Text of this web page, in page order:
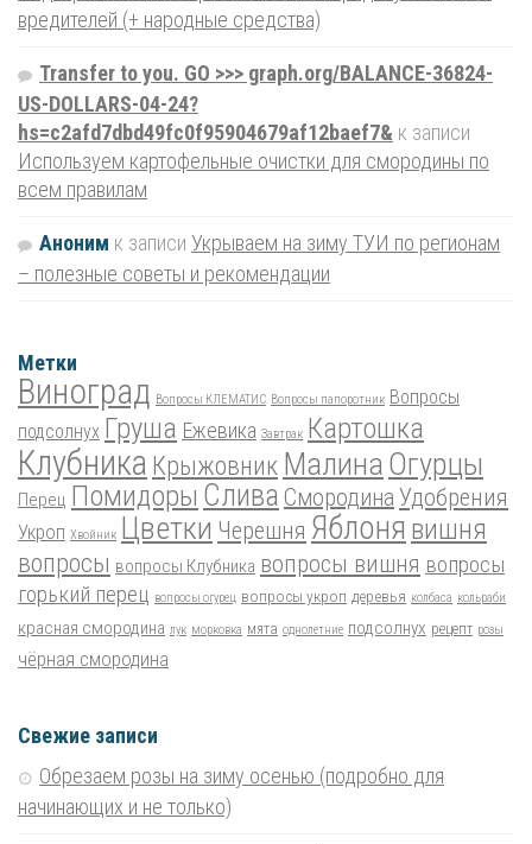
вредителей (+ народные средства)
Transfer to you. GO >>> graph.org/BALANCE-36824-
US-DOLLARS-04-24?
hs=c2afd7dbd49fc0f95904679af12baef7& к записи
Используем картофельные очистки для смородины по
всем правилам
Аноним к записи Укрываем на зиму ТУИ по регионам
– полезные советы и рекомендации
Метки
Виноград Вопросы КЛЕМАТИС Вопросы папоротник Вопросы
подсолнух Груша Ежевика Завтрак Картошка
Клубника Крыжовник Малина Огурцы
Перец Помидоры Слива Смородина Удобрения
Укроп Хвойник Цветки Черешня Яблоня вишня
вопросы вопросы Клубника вопросы вишня вопросы
горький перец вопросы огурец вопросы укроп деревья колбаса кольраби
красная смородина лук морковка мята однолетние подсолнух рецепт розы
чёрная смородина
Свежие записи
Обрезаем розы на зиму осенью (подробно для
начинающих и не только)